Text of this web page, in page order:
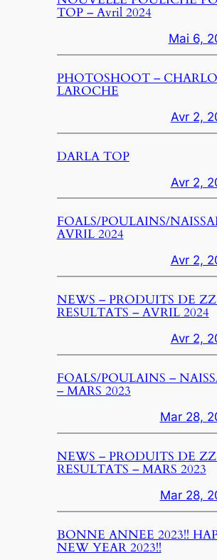
TOP – Avril 2024
Mai 6,
PHOTOSHOOT –
LAROCHE
Avr 2,
DARLA TOP
Avr 2,
FOALS/POULAINS/
AVRIL 2024
Avr 2,
NEWS – PRODUITS DE
RESULTATS – AVRIL 2024
Avr 2,
FOALS/POULAINS –
– MARS 2023
Mar 28,
NEWS – PRODUITS DE
RESULTATS – MARS 2023
Mar 28,
BONNE ANNEE 2023!!
NEW YEAR 2023!!